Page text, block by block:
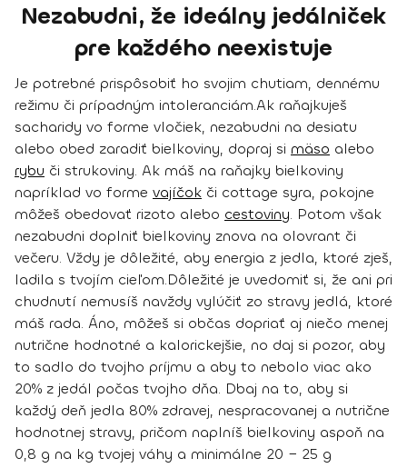
Nezabudni, že ideálny jedálniček
pre každého neexistuje
Je potrebné prispôsobiť ho svojim chutiam, dennému
režimu či prípadným intoleranciám.Ak raňajkuješ
sacharidy vo forme vločiek, nezabudni na desiatu
alebo obed zaradiť bielkoviny, dopraj si mäso alebo
rybu či strukoviny. Ak máš na raňajky bielkoviny
napríklad vo forme vajíčok či cottage syra, pokojne
môžeš obedovať rizoto alebo cestoviny. Potom však
nezabudni doplniť bielkoviny znova na olovrant či
večeru. Vždy je dôležité, aby energia z jedla, ktoré zješ,
ladila s tvojím cieľom.Dôležité je uvedomiť si, že ani pri
chudnutí nemusíš navždy vylúčiť zo stravy jedlá, ktoré
máš rada. Áno, môžeš si občas dopriať aj niečo menej
nutrične hodnotné a kalorickejšie, no daj si pozor, aby
to sadlo do tvojho príjmu a aby to nebolo viac ako
20% z jedál počas tvojho dňa. Dbaj na to, aby si
každý deň jedla 80% zdravej, nespracovanej a nutrične
hodnotnej stravy, pričom naplníš bielkoviny aspoň na
0,8 g na kg tvojej váhy a minimálne 20 − 25 g